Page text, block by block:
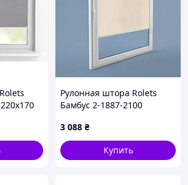
Рулонная штора Rolets
Бамбус 2-1887-2100
Бежевая
3 088 ₴
Купить